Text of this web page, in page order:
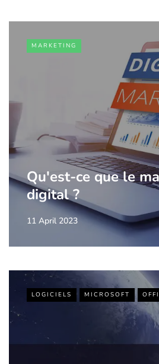
MARKETING
Qu'est-ce que le
digital ?
11 April 2023
LOGICIELS MICROSOFT